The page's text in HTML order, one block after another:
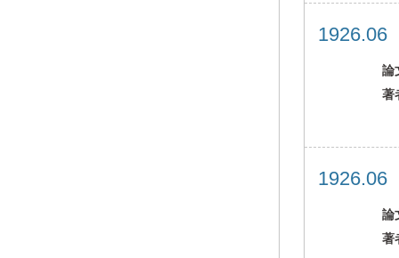
論
著
論
著